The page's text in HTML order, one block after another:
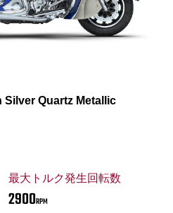
最大トルク発生回転数
2900RPM
Silver Quartz Metallic